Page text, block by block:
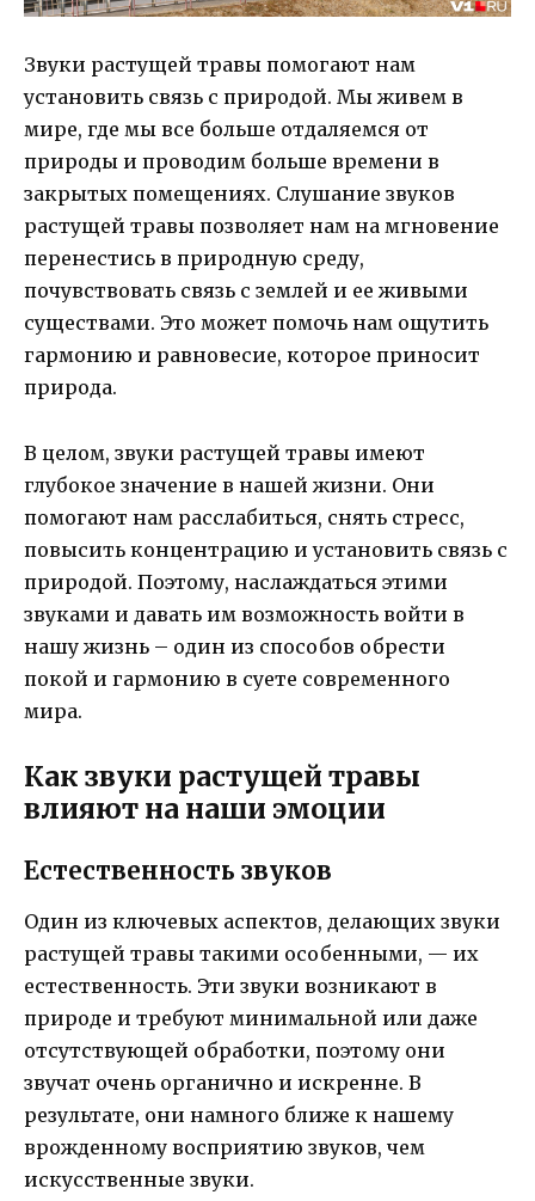
Звуки растущей травы помогают нам
установить связь с природой. Мы живем в
мире, где мы все больше отдаляемся от
природы и проводим больше времени в
закрытых помещениях. Слушание звуков
растущей травы позволяет нам на мгновение
перенестись в природную среду,
почувствовать связь с землей и ее живыми
существами. Это может помочь нам ощутить
гармонию и равновесие, которое приносит
природа.
В целом, звуки растущей травы имеют
глубокое значение в нашей жизни. Они
помогают нам расслабиться, снять стресс,
повысить концентрацию и установить связь с
природой. Поэтому, наслаждаться этими
звуками и давать им возможность войти в
нашу жизнь – один из способов обрести
покой и гармонию в суете современного
мира.
Как звуки растущей травы
влияют на наши эмоции
Естественность звуков
Один из ключевых аспектов, делающих звуки
растущей травы такими особенными, — их
естественность. Эти звуки возникают в
природе и требуют минимальной или даже
отсутствующей обработки, поэтому они
звучат очень органично и искренне. В
результате, они намного ближе к нашему
врожденному восприятию звуков, чем
искусственные звуки.